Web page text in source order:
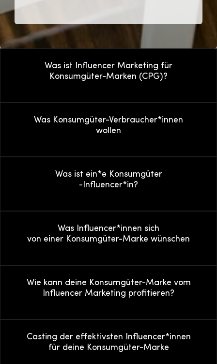
Was ist Influencer Marketing für
Konsumgüter-Marken (CPG)?
Was Konsumgüter-Verbraucher*innen
wollen
Was ist ein*e Konsumgüter
-Influencer*in?
Was Influencer*innen sich
von einer Konsumgüter-Marke wünschen
Wie kann deine Konsumgüter-Marke vom
Influencer Marketing profitieren?
Casting der effektivsten Influencer*innen
für deine Konsumgüter-Marke